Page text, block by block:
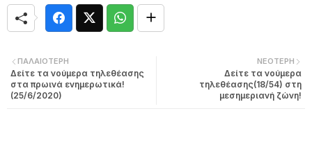
ΝΕΌΤΕΡΗ
Δείτε τα νούμερα
τηλεθέασης(18/54) στη
μεσημεριανή ζώνη!
ΠΑΛΑΙΌΤΕΡΗ
Δείτε τα νούμερα τηλεθέασης
στα πρωινά ενημερωτικά!
(25/6/2020)